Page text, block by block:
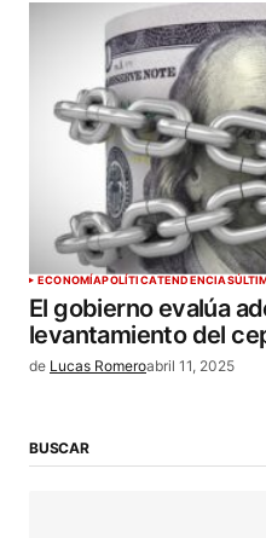
ECONOMÍAPOLÍTICATENDENCIAS
El gobierno evalúa
levantamiento del
de Lucas Romeroabril 11, 2025
BUSCAR